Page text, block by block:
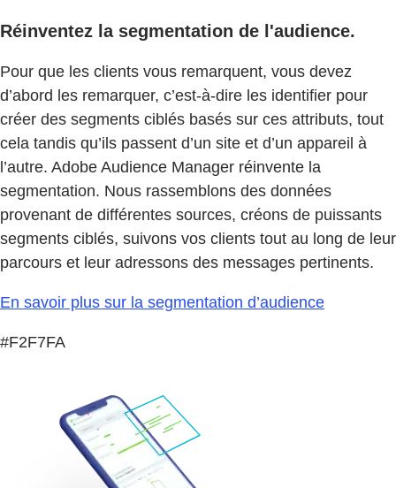
Réinventez la segmentation de l'audience.
Pour que les clients vous remarquent, vous devez
d’abord les remarquer, c’est-à-dire les identifier pour
créer des segments ciblés basés sur ces attributs, tout
cela tandis qu’ils passent d’un site et d’un appareil à
l’autre. Adobe Audience Manager réinvente la
segmentation. Nous rassemblons des données
provenant de différentes sources, créons de puissants
segments ciblés, suivons vos clients tout au long de leur
parcours et leur adressons des messages pertinents.
En savoir plus sur la segmentation d’audience
#F2F7FA